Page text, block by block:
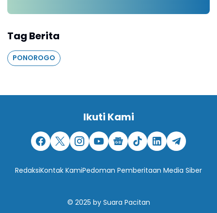
Tag Berita
PONOROGO
Ikuti Kami
RedaksiKontak KamiPedoman Pemberitaan Media Siber
© 2025 by Suara Pacitan